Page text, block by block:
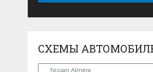
СХЕМЫ
Схемы